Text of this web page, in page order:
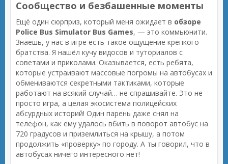
Сообщество и безбашенные моменты
Ещё один сюрприз, который меня ожидает в обзоре
Police Bus Simulator Bus Games, — это коммьюнити.
Знаешь, у нас в игре есть такое ощущение крепкого
братства. Я нашёл кучу видосов и туториалов с
советами и приколами. Оказывается, есть ребята,
которые устраивают массовые погромы на автобусах и
обмениваются секретными тактиками, которые
работают на всякий случай… не спрашивайте. Это не
просто игра, а целая экосистема полицейских
абсурдных историй! Один парень даже снял на
телефон, как ему удалось вбить в поворот автобус на
720 градусов и приземлиться на крышу, а потом
продолжить «проверку» по городу. А ты говорил, что в
автобусах ничего интересного нет!